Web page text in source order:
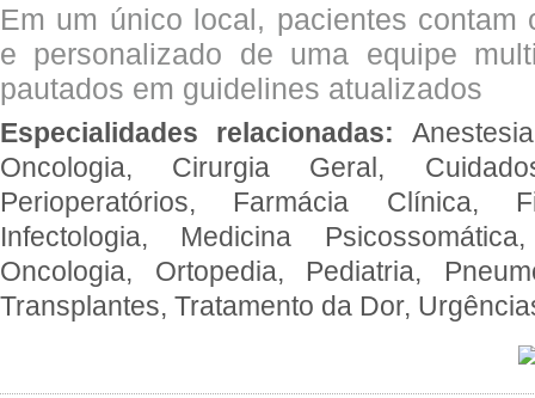
Em um único local, pacientes contam
e personalizado de uma equipe
pautados em guidelines atualizados
Especialidades relacionadas:
Oncologia, Cirurgia Geral,
Perioperatórios, Farmácia Clínica,
Infectologia, Medicina
Oncologia, Ortopedia, Pediatria,
Transplantes, Tratamento da Dor,